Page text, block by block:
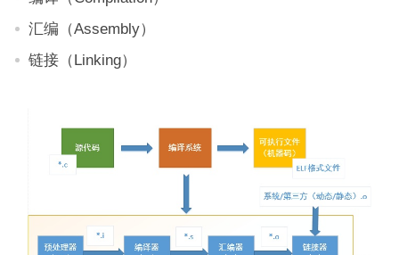
汇编（Assembly）
链接（Linking）